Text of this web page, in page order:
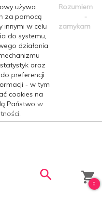
używa
za pomocą
innymi w celu
do systemu,
działania
oraz
preferencji
- w tym
cookies na
Państwo w
Rozumiem
-
zamykam
0